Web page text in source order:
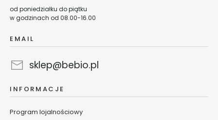
Z
e
t
a
y
o
s
m
od poniedziałku do piątku
w godzinach od 08.00-16.00
EMAIL
sklep@bebio.pl
INFORMACJE
Program lojalnościowy